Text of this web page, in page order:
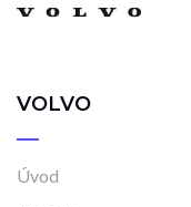
VOLVO
Úvod